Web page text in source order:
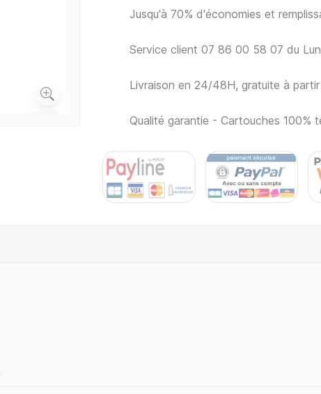
Jusqu'à 70% d'économies et
Service client 07 86 00 58 07 du
Livraison en 24/48H, gratuite à
Qualité garantie - Cartouches 100%